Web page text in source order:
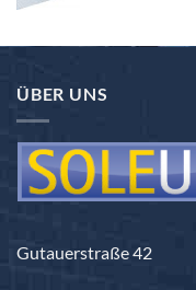
ÜBER UNS
Gutauerstraße 42